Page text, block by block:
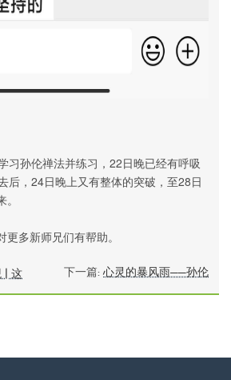
习孙伦禅法并练习，22日晚已经有呼吸
后，24日晚上又有整体的突破，至28日
多新师兄们有帮助。
| 这 下一篇: 心灵的暴风雨——孙伦